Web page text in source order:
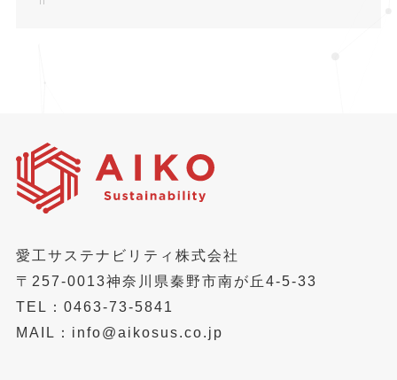
愛工サステナビリティ株式会社
〒257-0013神奈川県秦野市南が丘4-5-33
TEL：0463-73-5841
MAIL：info@aikosus.co.jp